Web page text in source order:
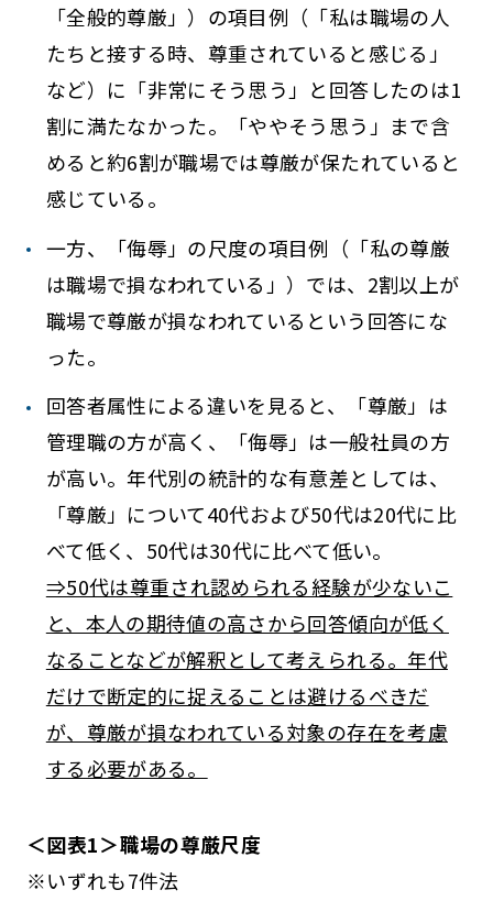
「全般的尊厳」）の項目例（「私は職場の人
たちと接する時、尊重されていると感じる」
など）に「非常にそう思う」と回答したのは1
割に満たなかった。「ややそう思う」まで含
めると約6割が職場では尊厳が保たれていると
感じている。
一方、「侮辱」の尺度の項目例（「私の尊厳
は職場で損なわれている」）では、2割以上が
職場で尊厳が損なわれているという回答にな
った。
回答者属性による違いを見ると、「尊厳」は
管理職の方が高く、「侮辱」は一般社員の方
が高い。年代別の統計的な有意差としては、
「尊厳」について40代および50代は20代に比
べて低く、50代は30代に比べて低い。
⇒50代は尊重され認められる経験が少ないこ
と、本人の期待値の高さから回答傾向が低く
なることなどが解釈として考えられる。年代
だけで断定的に捉えることは避けるべきだ
が、尊厳が損なわれている対象の存在を考慮
する必要がある。
＜図表1＞職場の尊厳尺度
※いずれも7件法